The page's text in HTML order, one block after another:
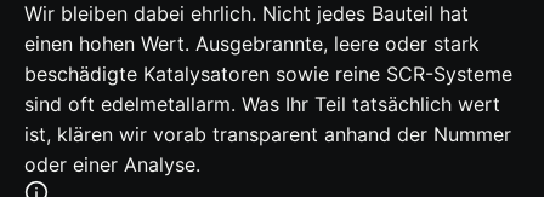
Wir bleiben dabei ehrlich. Nicht jedes Bauteil hat
einen hohen Wert. Ausgebrannte, leere oder stark
beschädigte Katalysatoren sowie reine SCR-Systeme
sind oft edelmetallarm. Was Ihr Teil tatsächlich wert
ist, klären wir vorab transparent anhand der Nummer
oder einer Analyse.